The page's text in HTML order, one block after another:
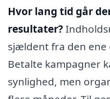
Hvor lang tid går
resultater?
sjældent fra den ene
Betalte kampagner
synlighed, men